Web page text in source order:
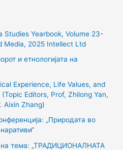
Studies Yearbook, Volume 23-
Media, 2025 Intellect Ltd
и етнологијата на
Experience, Life Values, and
Editors, Prof, Zhilong Yan,
Aixin Zhang)
„Природата во
тема: „ТРАДИЦИОНАЛНАТА